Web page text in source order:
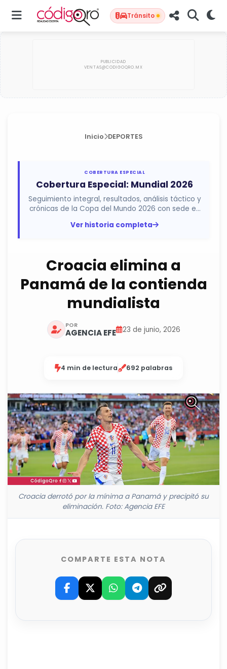
Tránsito
Inicio DEPORTES
COBERTURA ESPECIAL
Cobertura Especial: Mundial 2026
Seguimiento integral, resultados, análisis táctico y
crónicas de la Copa del Mundo 2026 con sede en
Ver historia completa
Croacia elimina a
Panamá de la contienda
mundialista
POR
AGENCIA EFE 23 de junio, 2026
4 min de lectura 692 palabras
Croacia derrotó por la mínima a Panamá y precipitó su
eliminación. Foto: Agencia EFE
COMPARTE ESTA NOTA